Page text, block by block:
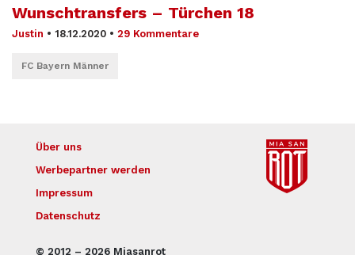
Wunschtransfers – Türchen 18
Justin • 18.12.2020 • 29 Kommentare
FC Bayern Männer
© 2012 – 2026 Miasanrot
Über uns
Werbepartner werden
Impressum
Datenschutz